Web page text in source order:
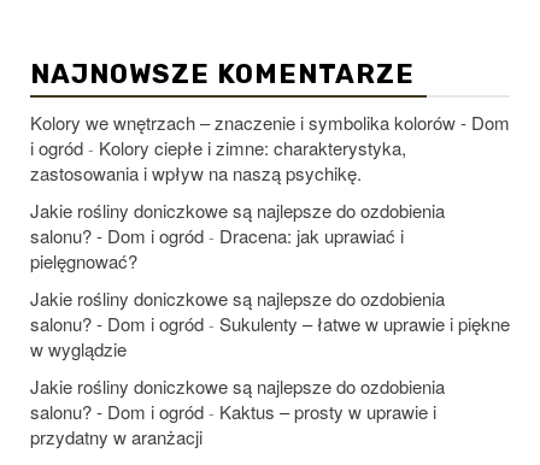
NAJNOWSZE KOMENTARZE
Kolory we wnętrzach – znaczenie i symbolika kolorów - Dom
i ogród - Kolory ciepłe i zimne: charakterystyka,
zastosowania i wpływ na naszą psychikę.
Jakie rośliny doniczkowe są najlepsze do ozdobienia
salonu? - Dom i ogród - Dracena: jak uprawiać i
pielęgnować?
Jakie rośliny doniczkowe są najlepsze do ozdobienia
salonu? - Dom i ogród - Sukulenty – łatwe w uprawie i piękne
w wyglądzie
Jakie rośliny doniczkowe są najlepsze do ozdobienia
salonu? - Dom i ogród - Kaktus – prosty w uprawie i
przydatny w aranżacji